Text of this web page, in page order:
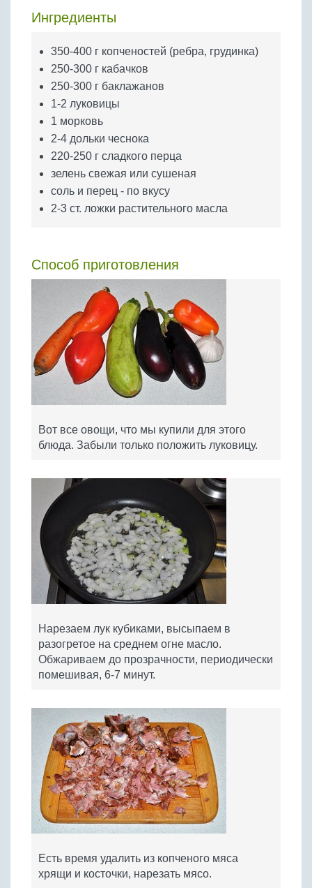
Яйца
Крупы
Ингредиенты
350-400 г копченостей (ребра, грудинка)
250-300 г кабачков
250-300 г баклажанов
1-2 луковицы
1 морковь
2-4 дольки чеснока
220-250 г сладкого перца
зелень свежая или сушеная
соль и перец - по вкусу
2-3 ст. ложки растительного масла
Способ приготовления
Вот все овощи, что мы купили для этого
блюда. Забыли только положить луковицу.
Нарезаем лук кубиками, высыпаем в
разогретое на среднем огне масло.
Обжариваем до прозрачности, периодически
помешивая, 6-7 минут.
Есть время удалить из копченого мяса
хрящи и косточки, нарезать мясо.